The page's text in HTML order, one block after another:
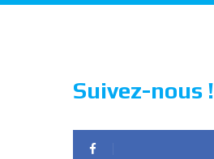
Suivez-nous !